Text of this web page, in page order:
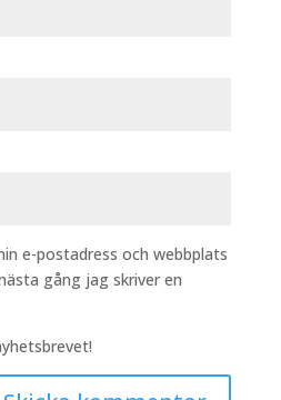
e-postadress och webbplats
gång jag skriver en